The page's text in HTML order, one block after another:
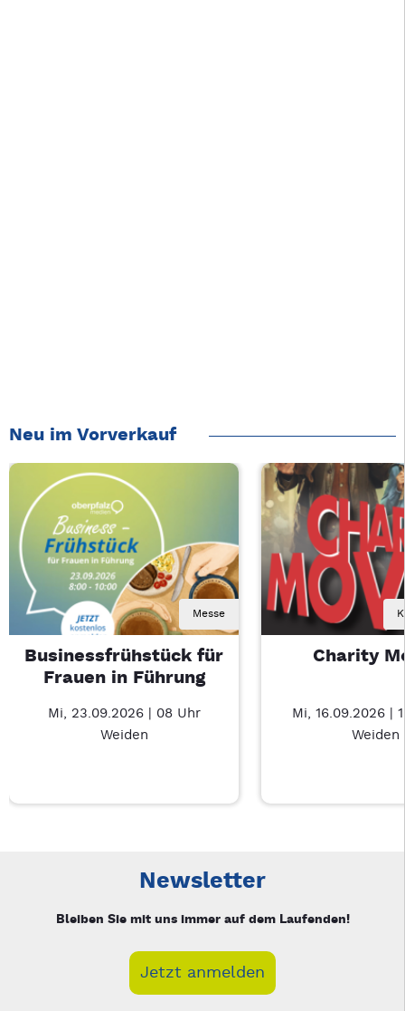
Neu im Vorverkauf
Messe
Businessfrühstück für
Frauen in Führung
Mi, 23.09.2026 | 08 Uhr
Weiden
Charity
Mi, 16.09.2026 |
Weiden
Newsletter
Bleiben Sie mit uns immer auf dem Laufenden!
Jetzt anmelden